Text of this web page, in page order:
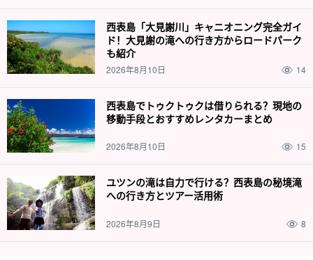
西表島「大見謝川」キャニオニング完全ガイ
ド！大見謝の滝への行き方からロードパーク
も紹介
2026年8月10日 14
西表島でトゥクトゥクは借りられる？現地の
移動手段とおすすめレンタカーまとめ
2026年8月10日 15
ユツンの滝は自力で行ける？西表島の秘境滝
への行き方とツアー活用術
2026年8月9日 8